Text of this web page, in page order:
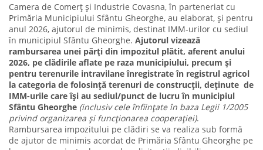
Camera de Comerț și Industrie Covasna, în parteneriat cu
Primăria Municipiului Sfântu Gheorghe, au elaborat, și pentru
anul 2026, ajutorul de minimis, destinat IMM-urilor cu sediul
în municipiul Sfântu Gheorghe. Ajutorul vizează
rambursarea unei părți din impozitul plătit, aferent anului
2026, pe clădirile aflate pe raza municipiului, precum și
pentru terenurile intravilane înregistrate în registrul agricol
la categoria de folosință terenuri de construcții, deținute de
IMM-urile care își au sediul/punct de lucru în municipiul
Sfântu Gheorghe (inclusiv cele înființate în baza Legii 1/2005
privind organizarea și funcționarea cooperației).
Rambursarea impozitului pe clădiri se va realiza sub formă
de ajutor de minimis acordat de Primăria Sfântu Gheorghe pe